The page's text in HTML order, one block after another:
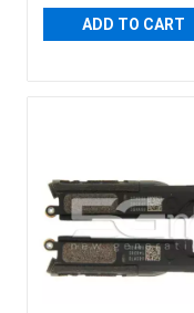
ADD TO CART